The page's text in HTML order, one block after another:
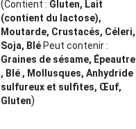
(Contient : Gluten, Lait
(contient du lactose),
Moutarde, Crustacés, Céleri,
Soja, Blé Peut contenir :
Graines de sésame, Épeautre
, Blé , Mollusques, Anhydride
sulfureux et sulfites, Œuf,
Gluten)